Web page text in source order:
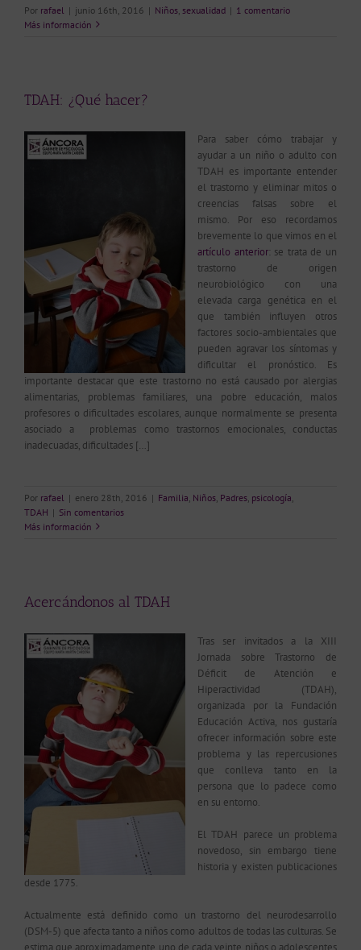
Por rafael | junio 16th, 2016 | Niños sexualidad | 1 comentario
Más información
TDAH: ¿Qué hacer?
Para saber cómo trabajar y
ayudar a un niño o adulto con
TDAH es importante entender
el trastorno y eliminar mitos o
creencias falsas sobre el
mismo. Por eso recordamos
brevemente lo que vimos en el
artículo anterior: se trata de un
trastorno de origen
neurobiológico con una
elevada carga genética en el
que también influyen otros
factores socio-ambientales que
pueden agravar los síntomas y
dificultar el pronóstico. Es
importante destacar que este trastorno no está causado por alergias
alimentarias, problemas familiares, una pobre educación, malos
profesores o dificultades escolares, aunque normalmente se presenta
asociado a problemas como trastornos emocionales, conductas
inadecuadas, dificultades […]
Por rafael | enero 28th, 2016 | Familia Niños Padres psicología
TDAH | Sin comentarios
Más información
Acercándonos al TDAH
Tras ser invitados a la XIII
Jornada sobre Trastorno de
Déficit de Atención e
Hiperactividad (TDAH),
organizada por la Fundación
Educación Activa, nos gustaría
ofrecer información sobre este
problema y las repercusiones
que conlleva tanto en la
persona que lo padece como
en su entorno.
El TDAH parece un problema
novedoso, sin embargo tiene
historia y existen publicaciones
desde 1775.
Actualmente está definido como un trastorno del neurodesarrollo
(DSM-5) que afecta tanto a niños como adultos de todas las culturas. Se
estima que aproximadamente uno de cada veinte niños o adolescentes